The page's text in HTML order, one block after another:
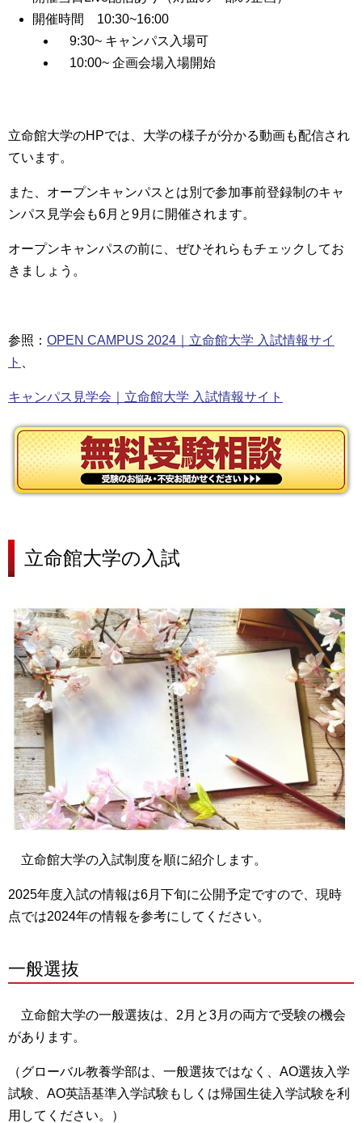
開催時間 10:30~16:00
9:30~ キャンパス入場可
10:00~ 企画会場入場開始
立命館大学のHPでは、大学の様子が分かる動画も配信され
ています。
また、オープンキャンパスとは別で参加事前登録制のキャ
ンパス見学会も6月と9月に開催されます。
オープンキャンパスの前に、ぜひそれらもチェックしてお
きましょう。
参照： OPEN CAMPUS 2024｜立命館大学 入試情報サイ
ト 、
キャンパス見学会｜立命館大学 入試情報サイト
立命館大学の 入試
立命館大学の入試制度を順に紹介します。
2025年度入試の情報は6月下旬に公開予定ですので、現時
点では2024年の情報を参考にしてください。
一般選抜
立命館大学の一般選抜は、 2月と3月の両方で受験の機会
があります。
（グローバル教養学部は、一般選抜ではなく、AO選抜入学
試験、AO英語基準入学試験もしくは帰国生徒入学試験を利
用してください。）